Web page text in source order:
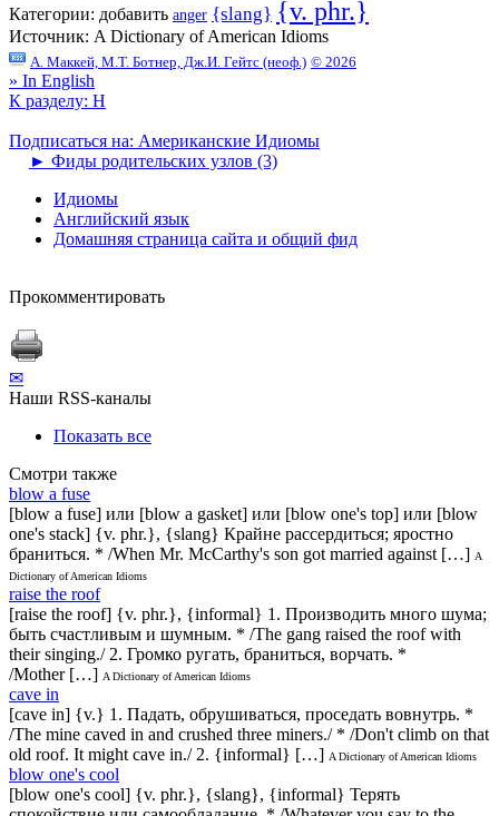
Категории: добавить anger {slang} {v. phr.}
Источник: A Dictionary of American Idioms
А. Маккей, М.Т. Ботнер, Дж.И. Гейтс (неоф.) © 2026
» In English
К разделу: H
Подписаться на: Американские Идиомы
► Фиды родительских узлов (3)
Идиомы
Английский язык
Домашняя страница сайта и общий фид
Прокомментировать
✉
Наши RSS-каналы
Показать все
Смотри также
blow a fuse
[blow a fuse] или [blow a gasket] или [blow one's top] или [blow
one's stack] {v. phr.}, {slang} Крайне рассердиться; яростно
браниться. * /When Mr. McCarthy's son got married against […] A
Dictionary of American Idioms
raise the roof
[raise the roof] {v. phr.}, {informal} 1. Производить много шума;
быть счастливым и шумным. * /The gang raised the roof with
their singing./ 2. Громко ругать, браниться, ворчать. *
/Mother […] A Dictionary of American Idioms
cave in
[cave in] {v.} 1. Падать, обрушиваться, проседать вовнутрь. *
/The mine caved in and crushed three miners./ * /Don't climb on that
old roof. It might cave in./ 2. {informal} […] A Dictionary of American Idioms
blow one's cool
[blow one's cool] {v. phr.}, {slang}, {informal} Терять